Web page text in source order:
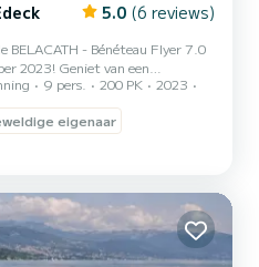
5.0 (6 reviews)
BELACATH - Bénéteau Flyer 7.0
2023! Geniet van een
boord van deze ruime,
boot voor uw uitstapjes met
vanuit de havens van Thonon-
Kenmerken en uitrusting: -
200 pk motor - Skimast voor al
9 pers. 200 PK
2023
eigenaar